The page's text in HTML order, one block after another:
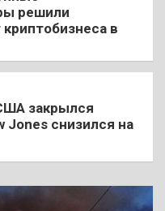
решили
криптобизнеса в
закрылся
Jones снизился на